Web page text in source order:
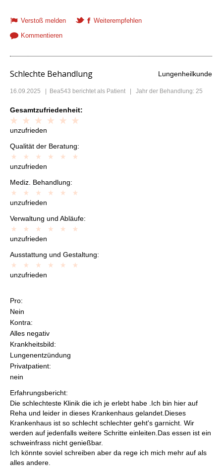
Verstoß melden
Weiterempfehlen
Kommentieren
Schlechte Behandlung Lungenheilkunde
16.09.2025 Bea543 berichtet als Patient | Jahr der Behandlung: 25
Gesamtzufriedenheit:
unzufrieden
Qualität der Beratung:
unzufrieden
Mediz. Behandlung:
unzufrieden
Verwaltung und Abläufe:
unzufrieden
Ausstattung und Gestaltung:
unzufrieden
Pro:
Nein
Kontra:
Alles negativ
Krankheitsbild:
Lungenentzündung
Privatpatient:
nein
Erfahrungsbericht:
Die schlechteste Klinik die ich je erlebt habe .Ich bin hier auf
Reha und leider in dieses Krankenhaus gelandet.Dieses
Krankenhaus ist so schlecht schlechter geht's garnicht. Wir
werden auf jedenfalls weitere Schritte einleiten.Das essen ist ein
schweinfrass nicht genießbar.
Ich könnte soviel schreiben aber da rege ich mich mehr auf als
alles andere.